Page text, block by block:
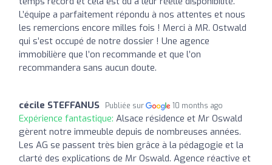
L’équipe a parfaitement répondu à nos attentes et nous
les remercions encore milles fois ! Merci à MR. Ostwald
qui s’est occupé de notre dossier ! Une agence
immobilière que l’on recommande et que l’on
recommandera sans aucun doute.
cécile STEFFANUS Publiée sur 10 months ago
Expérience fantastique: Alsace résidence et Mr Oswald
gèrent notre immeuble depuis de nombreuses années.
Les AG se passent très bien grâce à la pédagogie et la
clarté des explications de Mr Oswald. Agence réactive et